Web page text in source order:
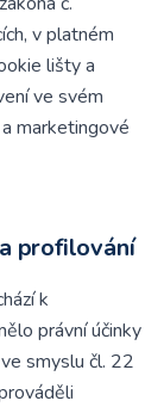
v platném
lišty a
ve svém
marketingové
profilování
k
právní účinky
smyslu čl. 22